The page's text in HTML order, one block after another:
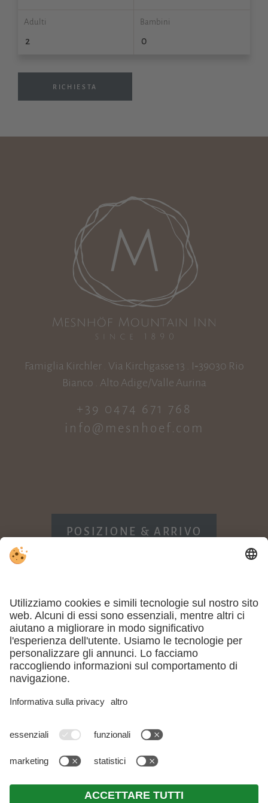
Adulti Bambini
RICHIESTA
Famiglia Kirchler . Via Kirchgasse 13 . I‑39030 Rio
Bianco . Alto Adige/Valle Aurina
+39 0474 671 768
info@mesnhoef.com
POSIZIONE & ARRIVO
METEO WEBCAM PREMI
legali
Direttiva privacy.Impostazioni cookie individuali